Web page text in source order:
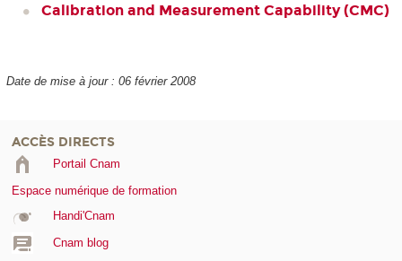
Calibration and Measurement Capability (CMC)
Date de mise à jour : 06 février 2008
ACCÈS DIRECTS
Portail Cnam
Espace numérique de formation
Handi'Cnam
Cnam blog